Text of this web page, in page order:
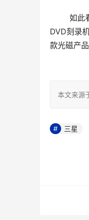
如此看
DVD刻录
款光磁产
本文来源
三星